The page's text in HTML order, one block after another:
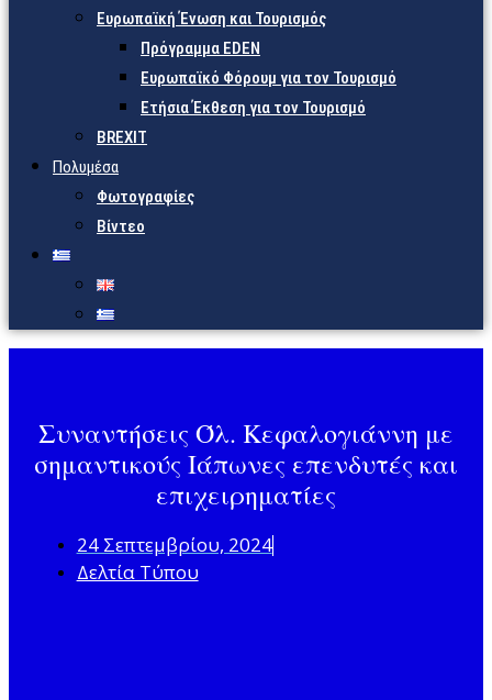
Ευρωπαϊκή Ένωση και Τουρισμός
Πρόγραμμα EDEN
Ευρωπαϊκό Φόρουμ για τον Τουρισμό
Ετήσια Έκθεση για τον Τουρισμό
BREXIT
Πολυμέσα
Φωτογραφίες
Βίντεο
Συναντήσεις Όλ. Κεφαλογιάννη με
σημαντικούς Ιάπωνες επενδυτές και
επιχειρηματίες
24 Σεπτεμβρίου, 2024
Δελτία Τύπου